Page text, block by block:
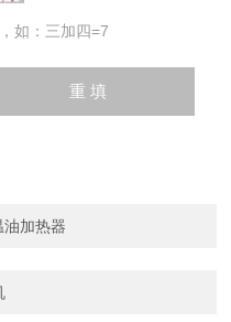
如：三加四=7
加热器